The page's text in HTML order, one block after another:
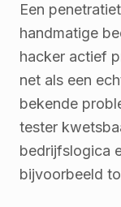
Een
handmatige
hacker actief
net als een
bekende
tester
bedrijfslogica
bijvoorbeeld